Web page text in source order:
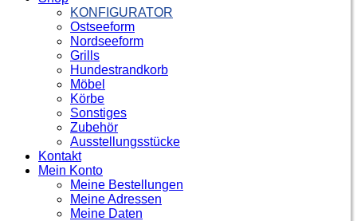
KONFIGURATOR
Ostseeform
Nordseeform
Grills
Hundestrandkorb
Möbel
Körbe
Sonstiges
Zubehör
Ausstellungsstücke
Kontakt
Mein Konto
Meine Bestellungen
Meine Adressen
Meine Daten